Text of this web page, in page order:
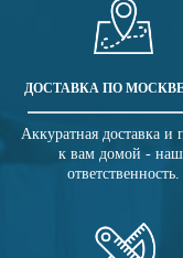
ДОСТАВКА ПО
Аккуратная доставка и
к вам домой -
ответственность.